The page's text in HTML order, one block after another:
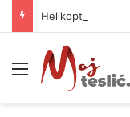
Helikopter
Meni